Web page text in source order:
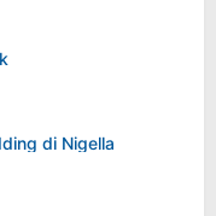
di Nigella